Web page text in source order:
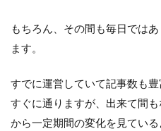
もちろん、その間も毎日では
ます。
すでに運営していて記事数も
すぐに通りますが、出来て間
から一定期間の変化を見ている